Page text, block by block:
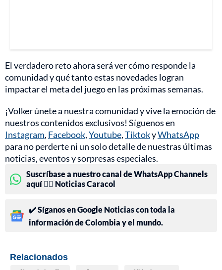
El verdadero reto ahora será ver cómo responde la
comunidad y qué tanto estas novedades logran
impactar el meta del juego en las próximas semanas.
¡Volker únete a nuestra comunidad y vive la emoción de
nuestros contenidos exclusivos! Síguenos en
Instagram, Facebook,Youtube,TiktokyWhatsApp
para no perderte ni un solo detalle de nuestras últimas
noticias, eventos y sorpresas especiales.
Suscríbase a nuestro canal de WhatsApp Channels
aquí 👉🏻 Noticias Caracol
✔️ Síganos en Google Noticias con toda la
información de Colombia y el mundo.
Relacionados